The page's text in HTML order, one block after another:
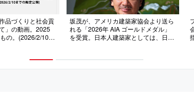
品づくりと社会貢
」の動画。2025
の。(2026/2/10ま
坂茂が、アメリカ建築家協会より送ら
れる「2026年 AIA ゴールドメダル」
を受賞。日本人建築家としては、日本